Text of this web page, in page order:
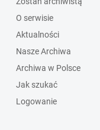
O serwisie
Aktualności
Nasze Archiwa
Archiwa w Polsce
Jak szukać
Logowanie